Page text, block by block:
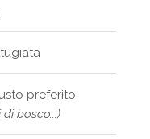
preferito
bosco...)